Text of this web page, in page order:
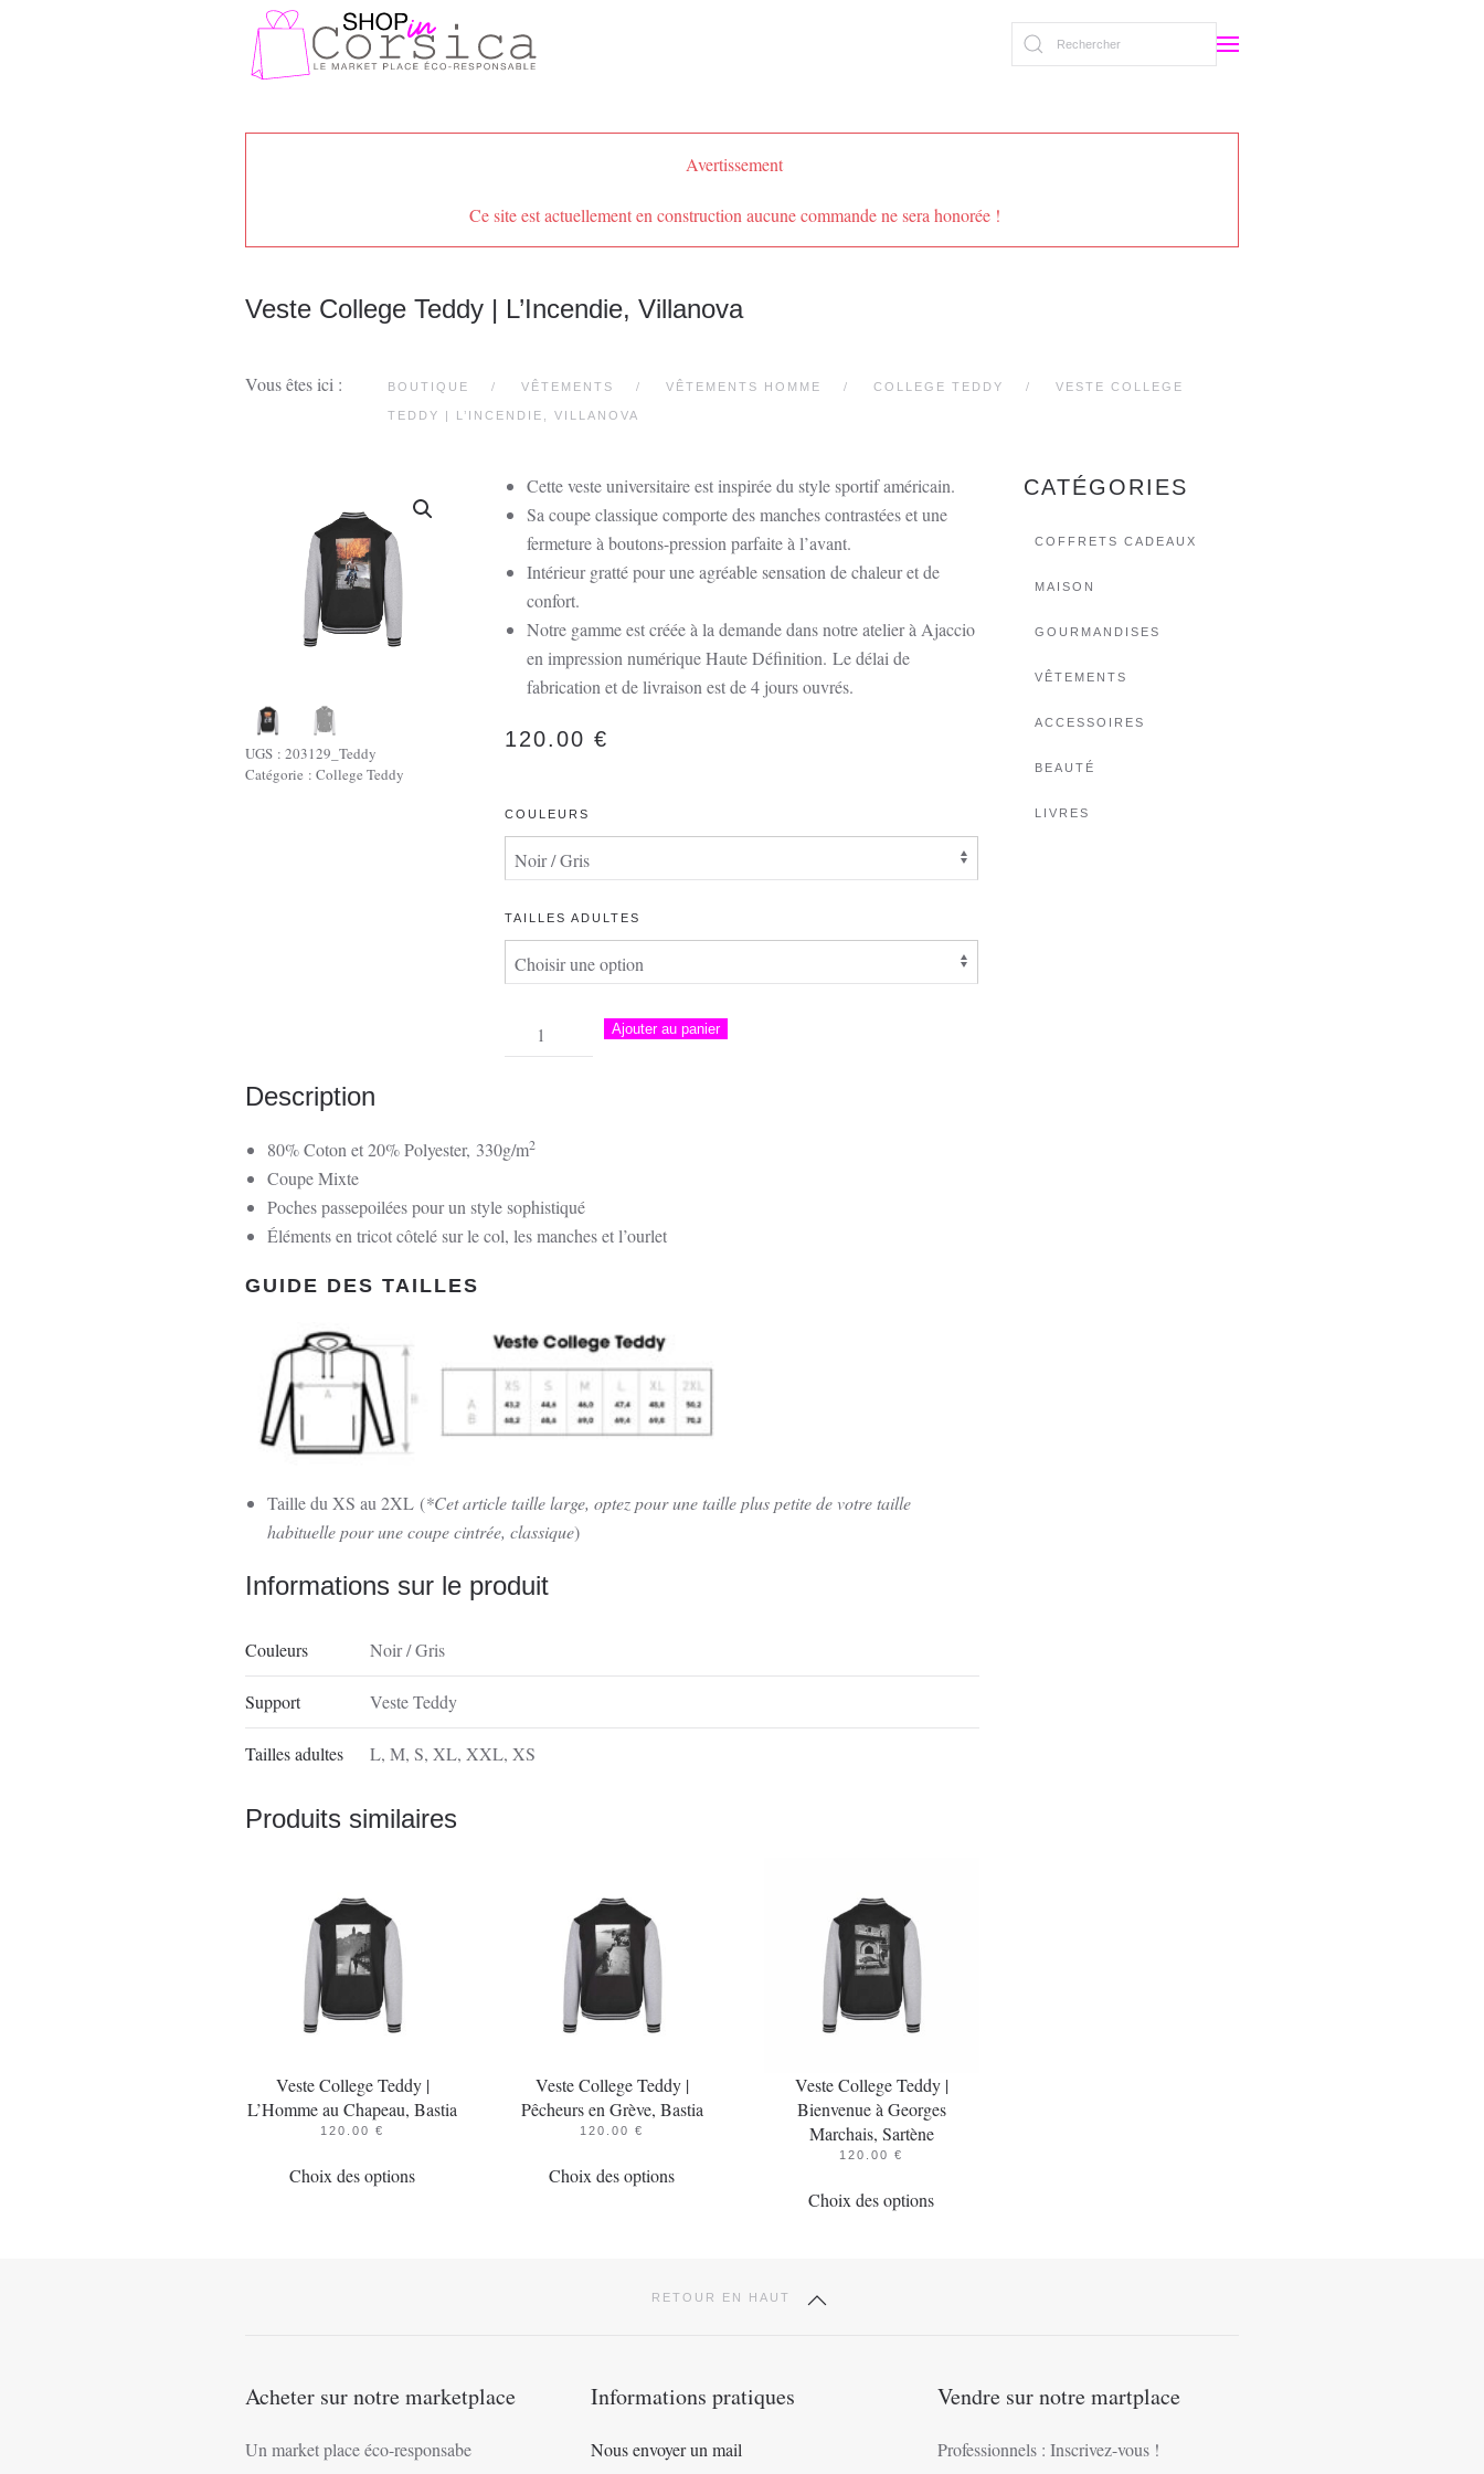
Avertissement
Ce site est actuellement en construction aucune commande ne sera honorée !
Veste College Teddy | L’Incendie, Villanova
Vous êtes ici : BOUTIQUE VÊTEMENTS VÊTEMENTS HOMME COLLEGE TEDDY VESTE COLLEGE
TEDDY | L’INCENDIE, VILLANOVA
UGS : 203129_Teddy
Catégorie : College Teddy
Cette veste universitaire est inspirée du style sportif américain.
Sa coupe classique comporte des manches contrastées et une
fermeture à boutons-pression parfaite à l’avant.
Intérieur gratté pour une agréable sensation de chaleur et de
confort.
Notre gamme est créée à la demande dans notre atelier à Ajaccio
en impression numérique Haute Définition.Le délai de
fabrication et de livraison est de 4 jours ouvrés.
120.00€
COULEURS
TAILLES ADULTES
quantité
de
Teddy
L'Incendie,
Villanova
Ajouter au panier
Description
80% Coton et 20% Polyester, 330g/m2
Coupe Mixte
Poches passepoilées pour un style sophistiqué
Éléments en tricot côtelé sur le col, les manches et l’ourlet
GUIDE DES TAILLES
Taille du XS au 2XL (*Cet article taille large, optez pour une taille plus petite de votre taille
habituelle pour une coupe cintrée, classique)
Informations sur le produit
Couleurs Noir / Gris
Support Veste Teddy
Tailles adultes L, M, S, XL, XXL, XS
Produits similaires
Veste College Teddy |
L’Homme au Chapeau, Bastia
120.00€
Choix des optionsproduit
choisies
la
Veste College Teddy |
Pêcheurs en Grève, Bastia
120.00€
Choix des optionsproduit
Les
choisies
Veste College Teddy |
Bienvenue à Georges
Marchais, Sartène
120.00€
Choix des optionsproduit
être
sur
CATÉGORIES
COFFRETS CADEAUX
MAISON
GOURMANDISES
VÊTEMENTS
ACCESSOIRES
BEAUTÉ
LIVRES
RETOUR EN HAUT
Acheter sur notre marketplace
Un market place éco-responsabe
Informations pratiques
Nous envoyer un mail
Vendre sur notre martplace
Professionnels : Inscrivez-vous !